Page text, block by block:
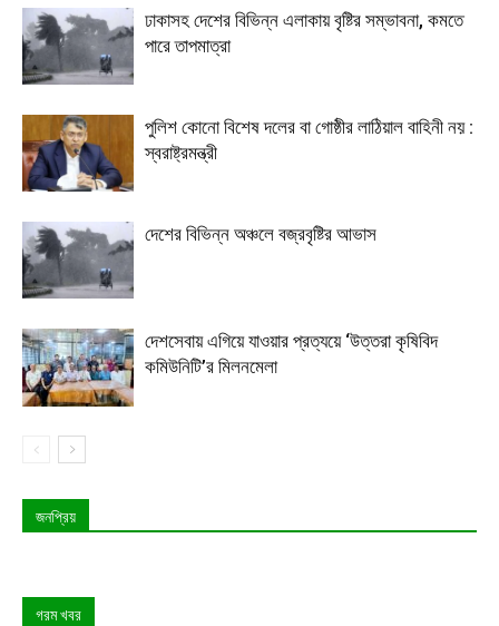
ঢাকাসহ দেশের বিভিন্ন এলাকায় বৃষ্টির সম্ভাবনা, কমতে
পারে তাপমাত্রা
পুলিশ কোনো বিশেষ দলের বা গোষ্ঠীর লাঠিয়াল বাহিনী নয় :
স্বরাষ্ট্রমন্ত্রী
দেশের বিভিন্ন অঞ্চলে বজ্রবৃষ্টির আভাস
দেশসেবায় এগিয়ে যাওয়ার প্রত্যয়ে ‘উত্তরা কৃষিবিদ
কমিউনিটি’র মিলনমেলা
জনপ্রিয়
গরম খবর